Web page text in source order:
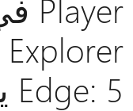
Edge: 5 يناير 2016